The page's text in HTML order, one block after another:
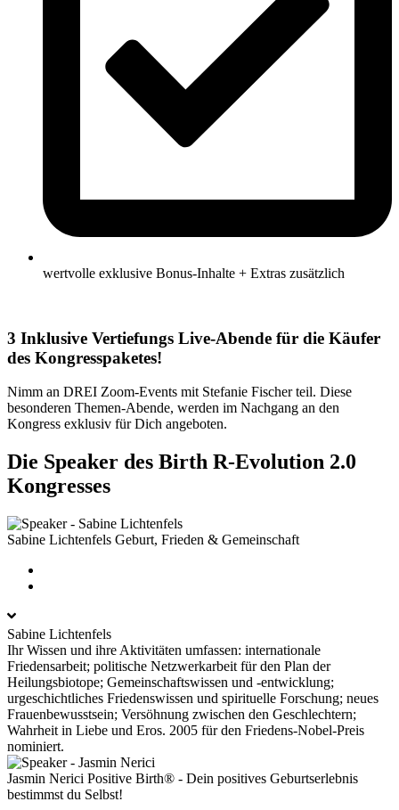
wertvolle exklusive Bonus-Inhalte + Extras zusätzlich
3 Inklusive Vertiefungs Live-Abende für die Käufer
des Kongresspaketes!
Nimm an DREI Zoom-Events mit Stefanie Fischer teil. Diese
besonderen Themen-Abende, werden im Nachgang an den
Kongress exklusiv für Dich angeboten.
Die Speaker des Birth R-Evolution 2.0
Kongresses
Sabine Lichtenfels Geburt, Frieden & Gemeinschaft
Sabine Lichtenfels
Ihr Wissen und ihre Aktivitäten umfassen: internationale
Friedensarbeit; politische Netzwerkarbeit für den Plan der
Heilungsbiotope; Gemeinschaftswissen und -entwicklung;
urgeschichtliches Friedenswissen und spirituelle Forschung; neues
Frauenbewusstsein; Versöhnung zwischen den Geschlechtern;
Wahrheit in Liebe und Eros. 2005 für den Friedens-Nobel-Preis
nominiert.
Jasmin Nerici Positive Birth® - Dein positives Geburtserlebnis
bestimmst du Selbst!